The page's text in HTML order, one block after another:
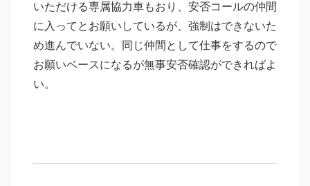
いただける専属協力車もおり、安否コールの仲間
に入ってとお願いしているが、強制はできないた
め進んでいない。同じ仲間として仕事をするので
お願いベースになるが無事安否確認ができればよ
い。